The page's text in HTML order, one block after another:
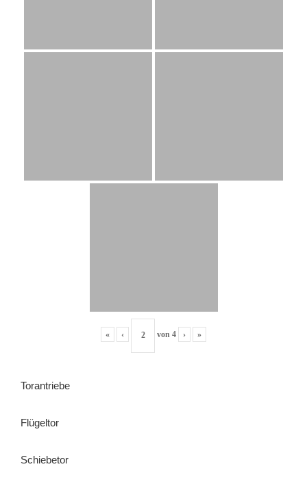
« ‹ von 4 › »
Torantriebe
Flügeltor
Schiebetor